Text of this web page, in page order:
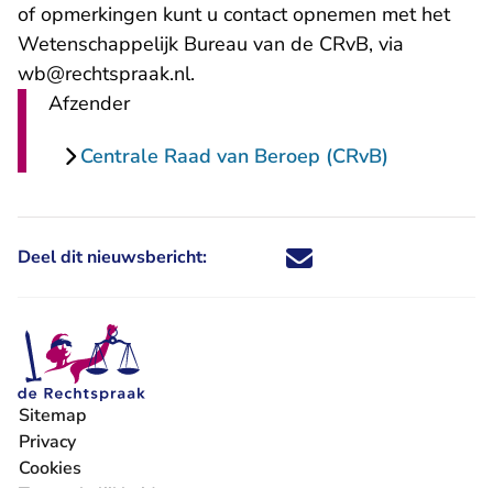
of opmerkingen kunt u contact opnemen met het
Wetenschappelijk Bureau van de CRvB, via
wb@rechtspraak.nl.
Afzender
Centrale Raad van Beroep (CRvB)
Deel dit nieuwsbericht: Deel dit nieuwsbericht via X -
Deel dit nieuwsbericht via
Deel dit nieuwsbericht
Deel dit
Sitemap
Privacy
Cookies